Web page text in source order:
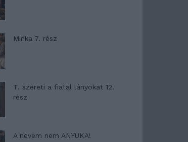
Minka 7. rész
T. szereti a fiatal lányokat 12.
rész
A nevem nem ANYUKA!